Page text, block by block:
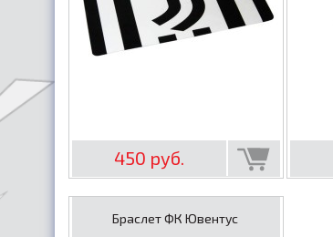
450 руб.
Браслет ФК Ювентус